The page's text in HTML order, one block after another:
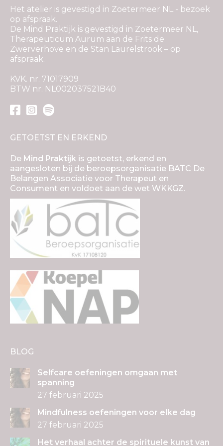
Het atelier is gevestigd in Zoetermeer NL - bezoek
op afspraak.
De Mind Praktijk is gevestigd in Zoetermeer NL,
Therapeuticum Aurum aan de Frits de
Zwerverhove en de Stan Laurelstrook – op
afspraak.
KVK. nr. 71017909
BTW nr. NL002037521B40
GETOETST EN ERKEND
De Mind Praktijk is getoetst, erkend en
aangesloten bij de beroepsorganisatie BATC De
Belangen Associatie voor Therapeut en
Consument en voldoet aan de wet WKKGZ.
BLOG
Selfcare oefeningen omgaan met
spanning
27 februari 2025
Mindfulness oefeningen voor elke dag
27 februari 2025
Het verhaal achter de spirituele kunst van